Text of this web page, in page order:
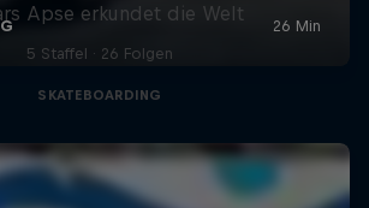
Apse erkundet die Welt
5 Staffel · 26 Folgen
SKATEBOARDING